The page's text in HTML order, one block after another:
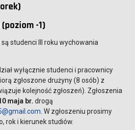
-1)
studenci III roku wychowania
wyłącznie studenci i pracownicy
zgłoszone drużyny (8 osób) z
kolejność zgłoszeń). Zgłoszenia
maja br. drogą
. W zgłoszeniu prosimy
rok i kierunek studiów.